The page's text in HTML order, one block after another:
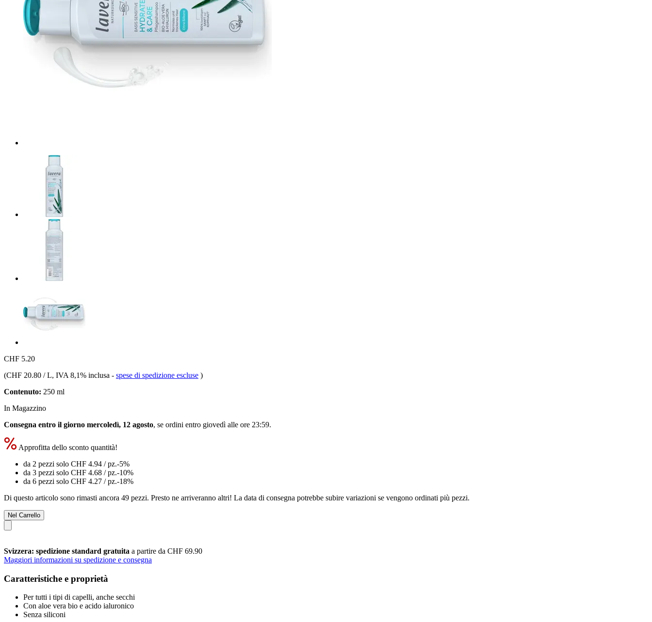
CHF 5.20
(CHF 20.80 / L, IVA 8,1% inclusa - spese di spedizione escluse )
Contenuto: 250 ml
In Magazzino
Consegna entro il giorno mercoledì, 12 agosto, se ordini entro giovedì alle ore 23:59.
Approfitta dello sconto quantità!
da 2 pezzi solo CHF 4.94 / pz.-5%
da 3 pezzi solo CHF 4.68 / pz.-10%
da 6 pezzi solo CHF 4.27 / pz.-18%
Di questo articolo sono rimasti ancora 49 pezzi. Presto ne arriveranno altri! La data di consegna potrebbe subire variazioni se vengono ordinati più pezzi.
Nel Carrello
Svizzera: spedizione standard gratuita a partire da CHF 69.90
Maggiori informazioni su spedizione e consegna
Caratteristiche e proprietà
Per tutti i tipi di capelli, anche secchi
Con aloe vera bio e acido ialuronico
Senza siliconi